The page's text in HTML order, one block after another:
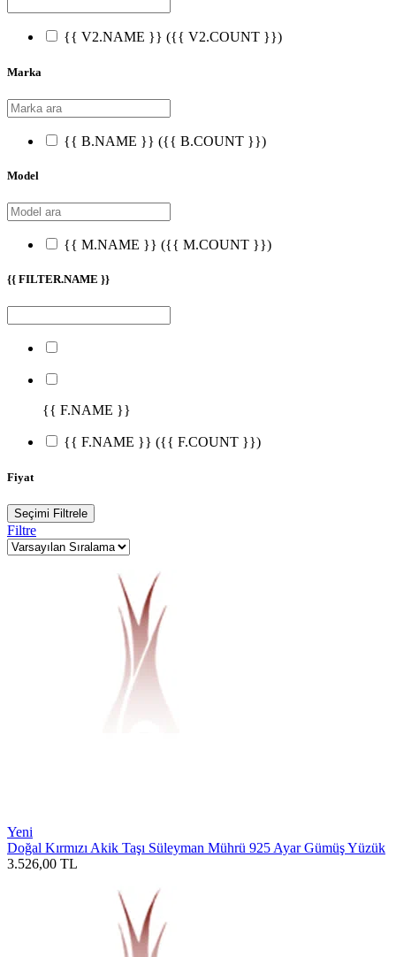
{{ V2.NAME }} ({{ V2.COUNT }})
Marka
{{ B.NAME }} ({{ B.COUNT }})
Model
{{ M.NAME }} ({{ M.COUNT }})
{{ FILTER.NAME }}
{{ F.NAME }}
{{ F.NAME }} ({{ F.COUNT }})
Fiyat
Seçimi Filtrele
Filtre
Yeni
Doğal Kırmızı Akik Taşı Süleyman Mührü 925 Ayar Gümüş Yüzük
3.526,00 TL